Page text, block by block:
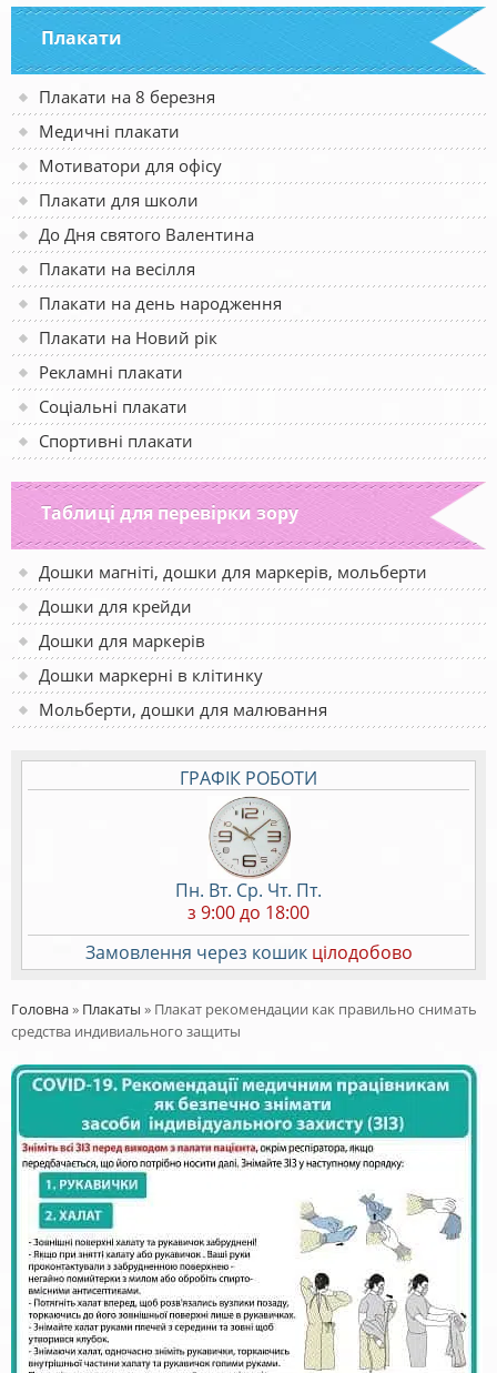
Плакати
Плакати на 8 березня
Медичні плакати
Мотиватори для офісу
Плакати для школи
До Дня святого Валентина
Плакати на весілля
Плакати на день народження
Плакати на Новий рік
Рекламні плакати
Соціальні плакати
Спортивні плакати
Таблиці для перевірки зору
Дошки магніті, дошки для маркерів, мольберти
Дошки для крейди
Дошки для маркерів
Дошки маркерні в клітинку
Мольберти, дошки для малювання
ГРАФІК РОБОТИ
Пн. Вт. Ср. Чт. Пт.
з 9:00 до 18:00
Замовлення через кошик цілодобово
Головна» Плакаты » Плакат рекомендации как правильно снимать
средства индивиального защиты